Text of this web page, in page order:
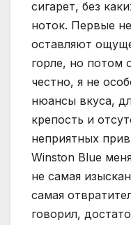
сигарет, без
ноток. Первые
оставляют
горле, но потом
честно, я не
нюансы вкуса,
крепость и
неприятных
Winston Blue
не самая
самая
говорил,